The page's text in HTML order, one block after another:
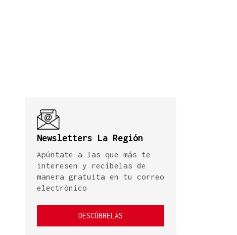
Newsletters La Región
Apúntate a las que más te
interesen y recíbelas de
manera gratuita en tu correo
electrónico
DESCÚBRELAS